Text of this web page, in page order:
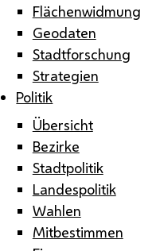
Flächenwidmung
Geodaten
Stadtforschung
Strategien
Politik
Übersicht
Bezirke
Stadtpolitik
Landespolitik
Wahlen
Mitbestimmen